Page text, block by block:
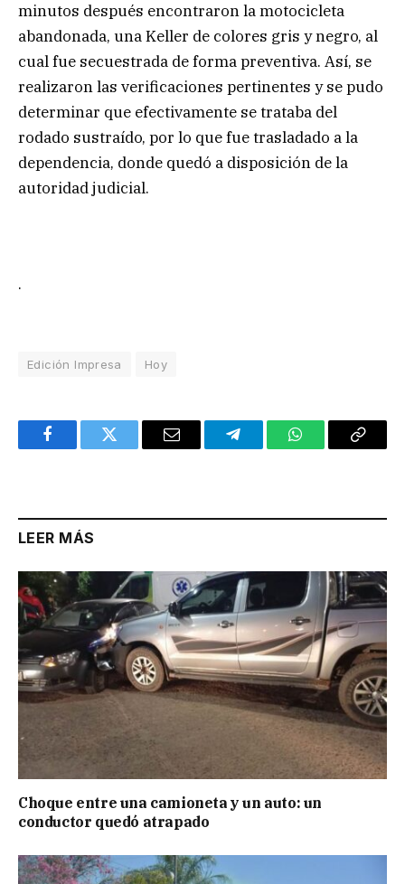
minutos después encontraron la motocicleta
abandonada, una Keller de colores gris y negro, al
cual fue secuestrada de forma preventiva. Así, se
realizaron las verificaciones pertinentes y se pudo
determinar que efectivamente se trataba del
rodado sustraído, por lo que fue trasladado a la
dependencia, donde quedó a disposición de la
autoridad judicial.
.
Edición Impresa Hoy
FacebookTwitter Email TelegramWhatsAppCopy
LEER MÁS
Choque entre una camioneta y un auto: un
conductor quedó atrapado